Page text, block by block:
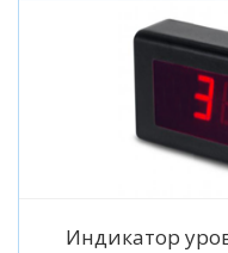
Индикатор